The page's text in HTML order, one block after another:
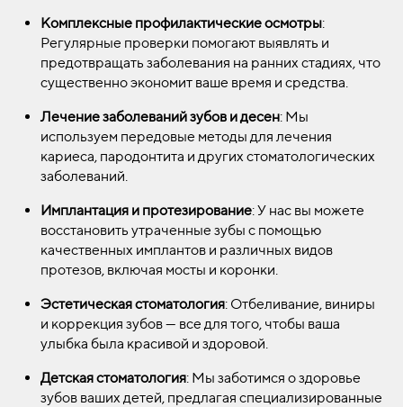
Комплексные профилактические осмотры:
Регулярные проверки помогают выявлять и
предотвращать заболевания на ранних стадиях, что
существенно экономит ваше время и средства.
Лечение заболеваний зубов и десен: Мы
используем передовые методы для лечения
кариеса, пародонтита и других стоматологических
заболеваний.
Имплантация и протезирование: У нас вы можете
восстановить утраченные зубы с помощью
качественных имплантов и различных видов
протезов, включая мосты и коронки.
Эстетическая стоматология: Отбеливание, виниры
и коррекция зубов — все для того, чтобы ваша
улыбка была красивой и здоровой.
Детская стоматология: Мы заботимся о здоровье
зубов ваших детей, предлагая специализированные